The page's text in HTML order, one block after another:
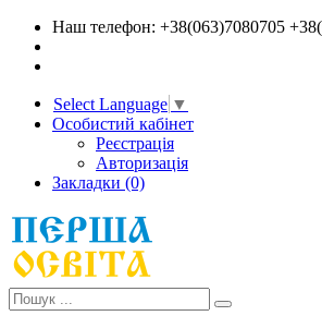
Наш телефон: +38(063)7080705
Select Language ▼
Особистий кабінет
Реєстрація
Авторизація
Закладки (0)